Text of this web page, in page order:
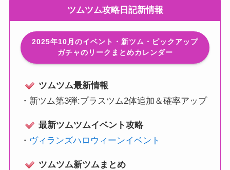
ツムツム攻略日記新情報
2025年10月のイベント・新ツム・ピックアップ
ガチャのリークまとめカレンダー
ツムツム最新情報
・ 新ツム第3弾:プラスツム2体追加＆確率アップ
最新ツムツムイベント攻略
・ ヴィランズハロウィーンイベント
ツムツム新ツムまとめ